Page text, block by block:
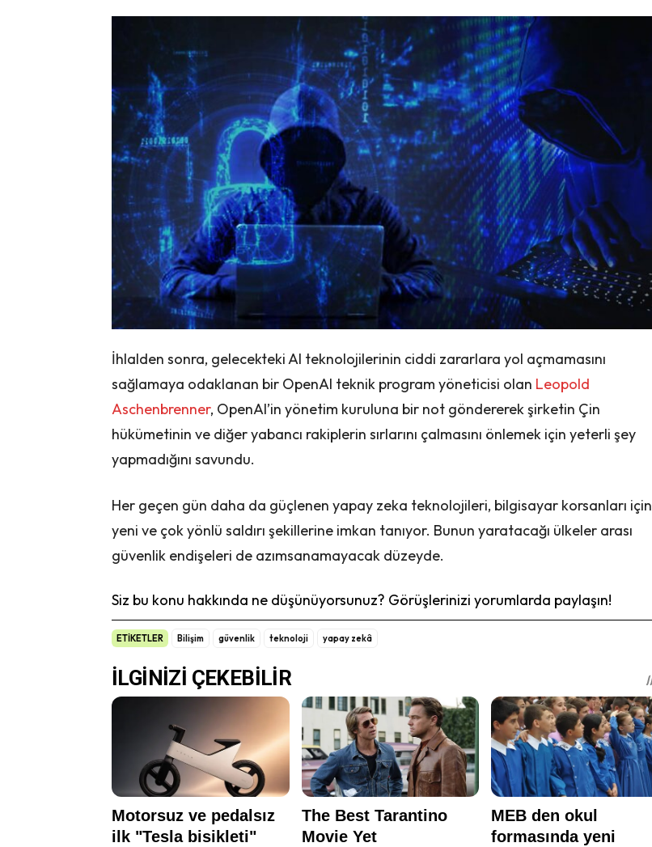
İhlalden sonra, gelecekteki AI teknolojilerinin ciddi zararlara yol açmamasını
sağlamaya odaklanan bir OpenAI teknik program yöneticisi olan Leopold
Aschenbrenner, OpenAI’in yönetim kuruluna bir not göndererek şirketin Çin
hükümetinin ve diğer yabancı rakiplerin sırlarını çalmasını önlemek için yeterli şey
yapmadığını savundu.
Her geçen gün daha da güçlenen yapay zeka teknolojileri, bilgisayar korsanları için
yeni ve çok yönlü saldırı şekillerine imkan tanıyor. Bunun yaratacağı ülkeler arası
güvenlik endişeleri de azımsanamayacak düzeyde.
Siz bu konu hakkında ne düşünüyorsunuz? Görüşlerinizi yorumlarda paylaşın!
ETİKETLER Bilişim güvenlik teknoloji yapay zekâ